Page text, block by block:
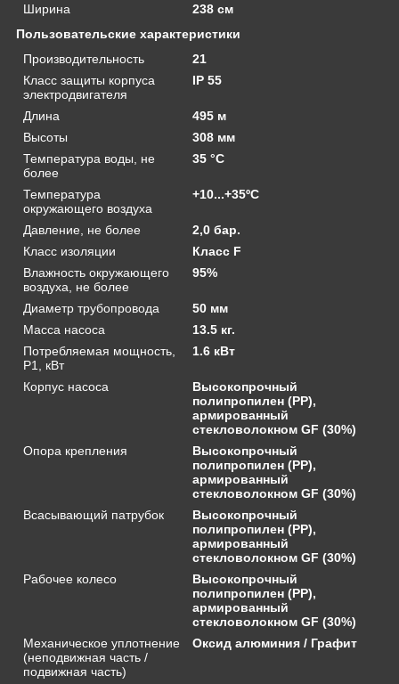
Ширина
238 см
Пользовательские характеристики
Производительность
21
Класс защиты корпуса
электродвигателя
IP 55
Длина
495 м
Высоты
308 мм
Температура воды, не
более
35 °C
Температура
окружающего воздуха
+10...+35ºС
Давление, не более
2,0 бар.
Класс изоляции
Класс F
Влажность окружающего
воздуха, не более
95%
Диаметр трубопровода
50 мм
Масса насоса
13.5 кг.
Потребляемая мощность,
P1, кВт
1.6 кВт
Корпус насоса
Высокопрочный
полипропилен (PP),
армированный
стекловолокном GF (30%)
Опора крепления
Высокопрочный
полипропилен (PP),
армированный
стекловолокном GF (30%)
Всасывающий патрубок
Высокопрочный
полипропилен (PP),
армированный
стекловолокном GF (30%)
Рабочее колесо
Высокопрочный
полипропилен (PP),
армированный
стекловолокном GF (30%)
Механическое уплотнение
(неподвижная часть /
подвижная часть)
Оксид алюминия / Графит